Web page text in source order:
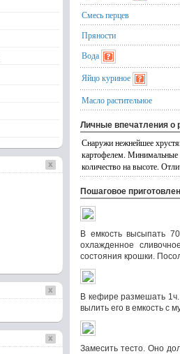
Смесь перцев
Пряности
Вода
Яйцо куриное
Масло растительное
Личные впечатления о
Снаружи нежнейшее
картофелем. Минимальные
количество на высоте.
Пошаговое
В емкость высыпать
охлажденное
состояния крошки.
В кефире размешать
вылить его в емкость с
Замесить тесто. Оно